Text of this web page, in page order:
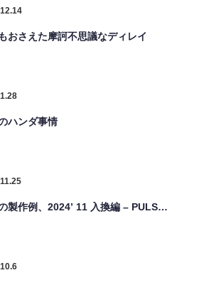
おさえた摩訶不思議なディレイ
ハンダ事情
製作例、2024’ 11 入換編 – PULS…